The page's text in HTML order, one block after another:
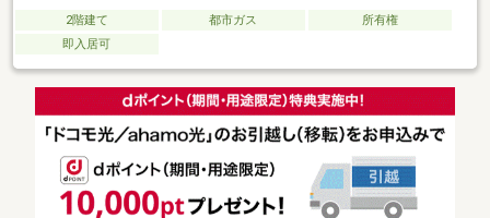
2階建て 都市ガス
所有権
即入居可